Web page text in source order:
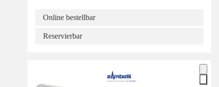
Online bestellbar
Reservierbar